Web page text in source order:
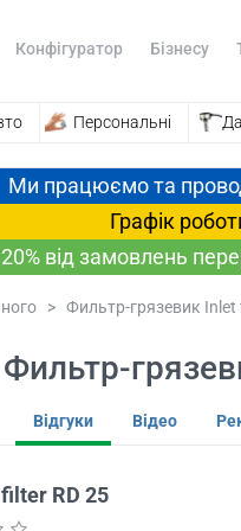
Конфігуратор Бізнесу
Персональні
Ми працюємо та
Графік
20% від замовлень
> Фильтр-грязевик Inlet
Фильтр-
Відгуки Відео
RD 25